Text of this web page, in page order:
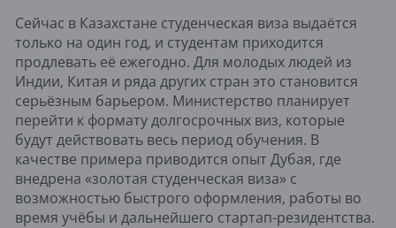
Сейчас в Казахстане студенческая виза выдаётся
только на один год, и студентам приходится
продлевать её ежегодно. Для молодых людей из
Индии, Китая и ряда других стран это становится
серьёзным барьером. Министерство планирует
перейти к формату долгосрочных виз, которые
будут действовать весь период обучения. В
качестве примера приводится опыт Дубая, где
внедрена «золотая студенческая виза» с
возможностью быстрого оформления, работы во
время учёбы и дальнейшего стартап-резидентства.